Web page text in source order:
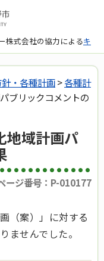
株式会社の協力によるキ
・各種計画>各種計
ブリックコメントの
地域計画パ
ージ番号：P-010177
（案）」に対する
ませんでした。